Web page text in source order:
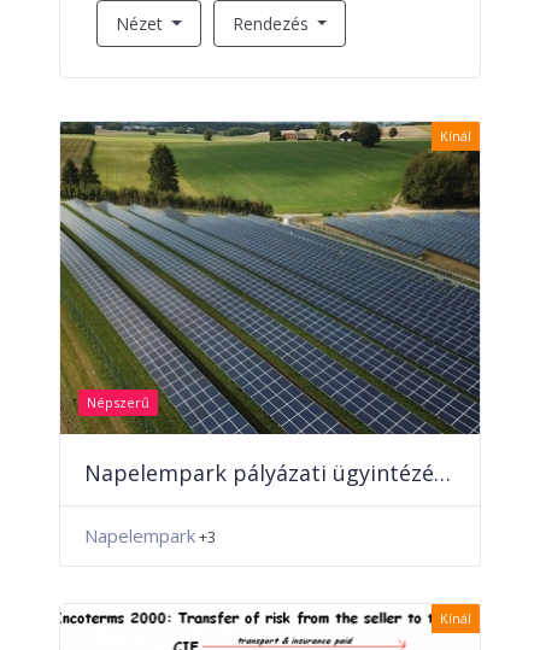
Nézet Rendezés
Népszerű
Kínál
Napelempark pályázati ügyintézése
Napelempark+3
Kínál